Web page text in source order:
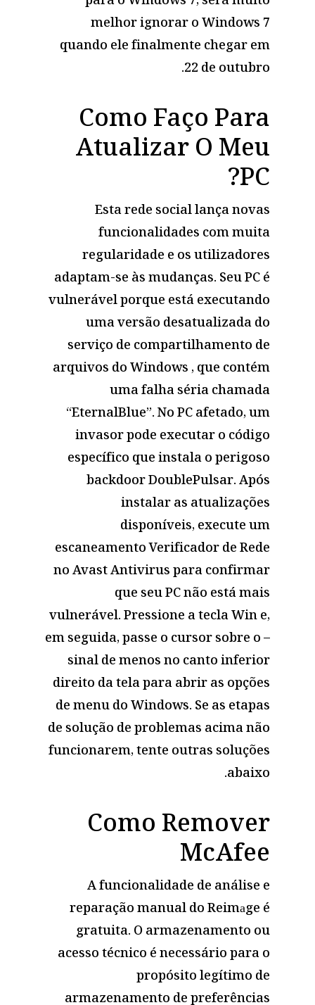
melhor ignorar o Windows 7
quando ele finalmente chegar em
22 de outubro.
Como Faço Para
Atualizar O Meu
PC?
Esta rede social lança novas
funcionalidades com muita
regularidade e os utilizadores
adaptam-se às mudanças. Seu PC é
vulnerável porque está executando
uma versão desatualizada do
serviço de compartilhamento de
arquivos do Windows , que contém
uma falha séria chamada
“EternalBlue”. No PC afetado, um
invasor pode executar o código
específico que instala o perigoso
backdoor DoublePulsar. Após
instalar as atualizações
disponíveis, execute um
escaneamento Verificador de Rede
no Avast Antivirus para confirmar
que seu PC não está mais
vulnerável. Pressione a tecla Win e,
em seguida, passe o cursor sobre o –
sinal de menos no canto inferior
direito da tela para abrir as opções
de menu do Windows. Se as etapas
de solução de problemas acima não
funcionarem, tente outras soluções
abaixo.
Como Remover
McAfee
A funcionalidade de análise e
reparação manual do Reimаge é
gratuita. O armazenamento ou
acesso técnico é necessário para o
propósito legítimo de
armazenamento de preferências